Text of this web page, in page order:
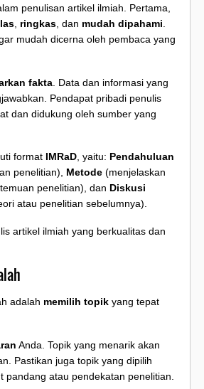
penulisan artikel ilmiah. Pertama,
ringkas , dan mudah dipahami
mudah dicerna oleh pembaca yang
fakta . Data dan informasi yang
Pendapat pribadi penulis
dan didukung oleh sumber yang
format IMRaD, yaitu: Pendahuluan
penelitian), Metode (menjelaskan
penelitian), dan Diskusi
atau penelitian sebelumnya).
artikel ilmiah yang berkualitas dan
adalah memilih topik yang tepat
Anda. Topik yang menarik akan
Pastikan juga topik yang dipilih
atau pendekatan penelitian.